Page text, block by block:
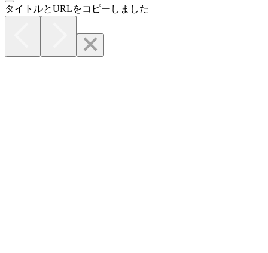
タイトルとURLをコピーしました